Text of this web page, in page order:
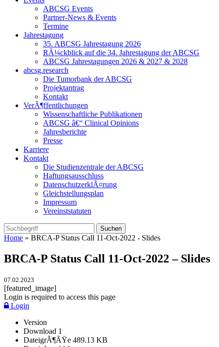
ABCSG Events
Partner-News & Events
Termine
Jahrestagung
35. ABCSG Jahrestagung 2026
RÃ¼ckblick auf die 34. Jahrestagung der ABCSG
ABCSG Jahrestagungen 2026 & 2027 & 2028
abcsg.research
Die Tumorbank der ABCSG
Projektantrag
Kontakt
VerÃ¶ffentlichungen
Wissenschaftliche Publikationen
ABCSG â€“ Clinical Opinions
Jahresberichte
Presse
Karriere
Kontakt
Die Studienzentrale der ABCSG
Haftungsausschluss
DatenschutzerklÃ¤rung
Gleichstellungsplan
Impressum
Vereinststatuten
Home » BRCA-P Status Call 11-Oct-2022 - Slides
BRCA-P Status Call 11-Oct-2022 – Slides
07.02.2023
[featured_image]
Login is required to access this page
Login
Version
Download 1
DateigrÃ¶ÃŸe 489.13 KB